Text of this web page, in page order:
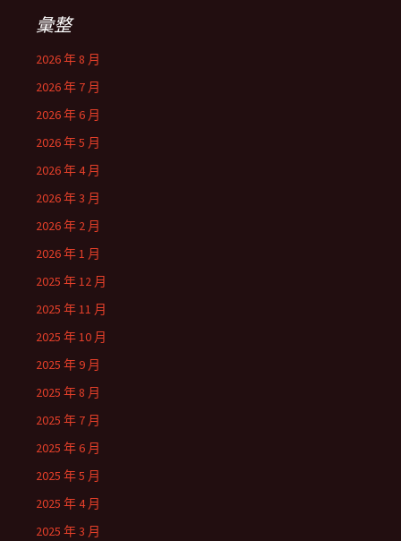
彙整
2026 年 8 月
2026 年 7 月
2026 年 6 月
2026 年 5 月
2026 年 4 月
2026 年 3 月
2026 年 2 月
2026 年 1 月
2025 年 12 月
2025 年 11 月
2025 年 10 月
2025 年 9 月
2025 年 8 月
2025 年 7 月
2025 年 6 月
2025 年 5 月
2025 年 4 月
2025 年 3 月